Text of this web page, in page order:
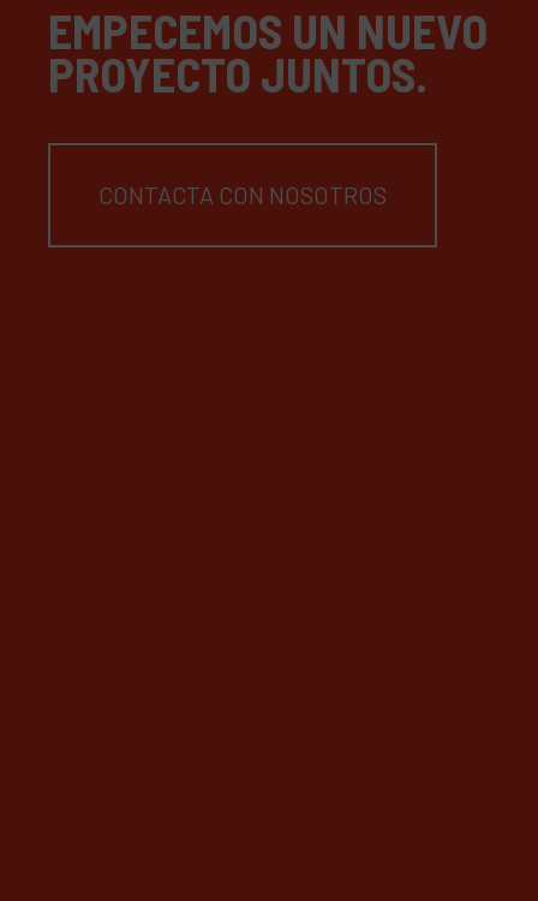
EMPECEMOS UN NUEVO
PROYECTO JUNTOS.
CONTACTA CON NOSOTROS